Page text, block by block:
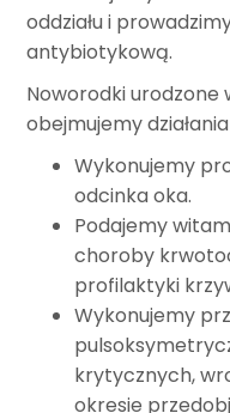
oddziału i
antybiotykową.
Noworodki urodzone
obejmujemy
Wykonujemy
odcinka oka.
Podajemy
choroby
profilaktyki
Wykonujemy
krytycznych,
okresie